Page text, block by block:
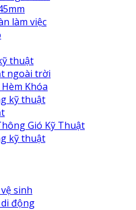
làm việc
thuật
ngoài trời
Khóa
kỹ thuật
Gió Kỹ Thuật
kỹ thuật
sinh
động